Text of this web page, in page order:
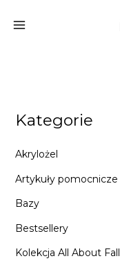
Kategorie
Akrylożel
Artykuły pomocnicze
Bazy
Bestsellery
Kolekcja All About Fall